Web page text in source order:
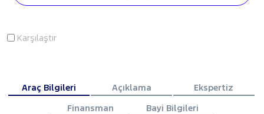
Karşılaştır
Araç Bilgileri Açıklama
Ekspertiz
Finansman
Bayi Bilgileri